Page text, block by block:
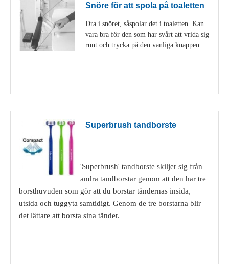
Snöre för att spola på toaletten
Dra i snöret, såspolar det i toaletten. Kan
vara bra för den som har svårt att vrida sig
runt och trycka på den vanliga knappen.
Superbrush tandborste
'Superbrush' tandborste skiljer sig från
andra tandborstar genom att den har tre
borsthuvuden som gör att du borstar tändernas insida,
utsida och tuggyta samtidigt. Genom de tre borstarna blir
det lättare att borsta sina tänder.